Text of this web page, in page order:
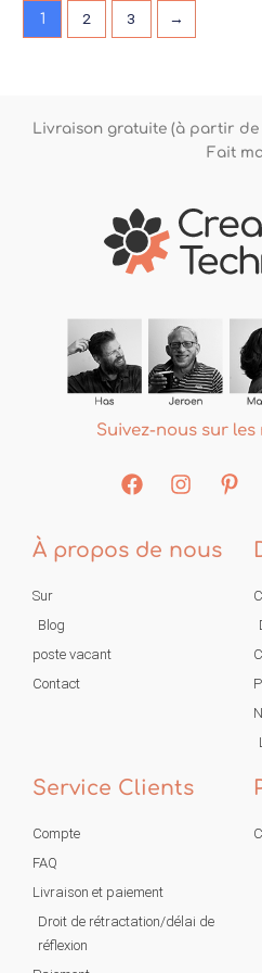
1 2 3 →
Livraison gratuite (à partir de
Fait
Suivez-nous sur
À propos de nous
Sur
Blog
poste vacant
Contact
Service Clients
Compte
FAQ
Livraison et paiement
Droit de rétractation/délai de
réflexion